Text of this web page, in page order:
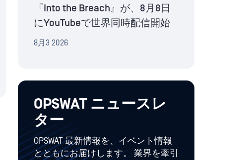
『Into the Breach』が、8月8日
にYouTubeで世界同時配信開始
8月3 2026
OPSWAT ニュースレ
ター
OPSWAT 最新情報を、イベント情報
とともにお届けします。 業界を牽引